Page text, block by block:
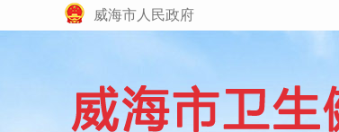
威海市人民政府